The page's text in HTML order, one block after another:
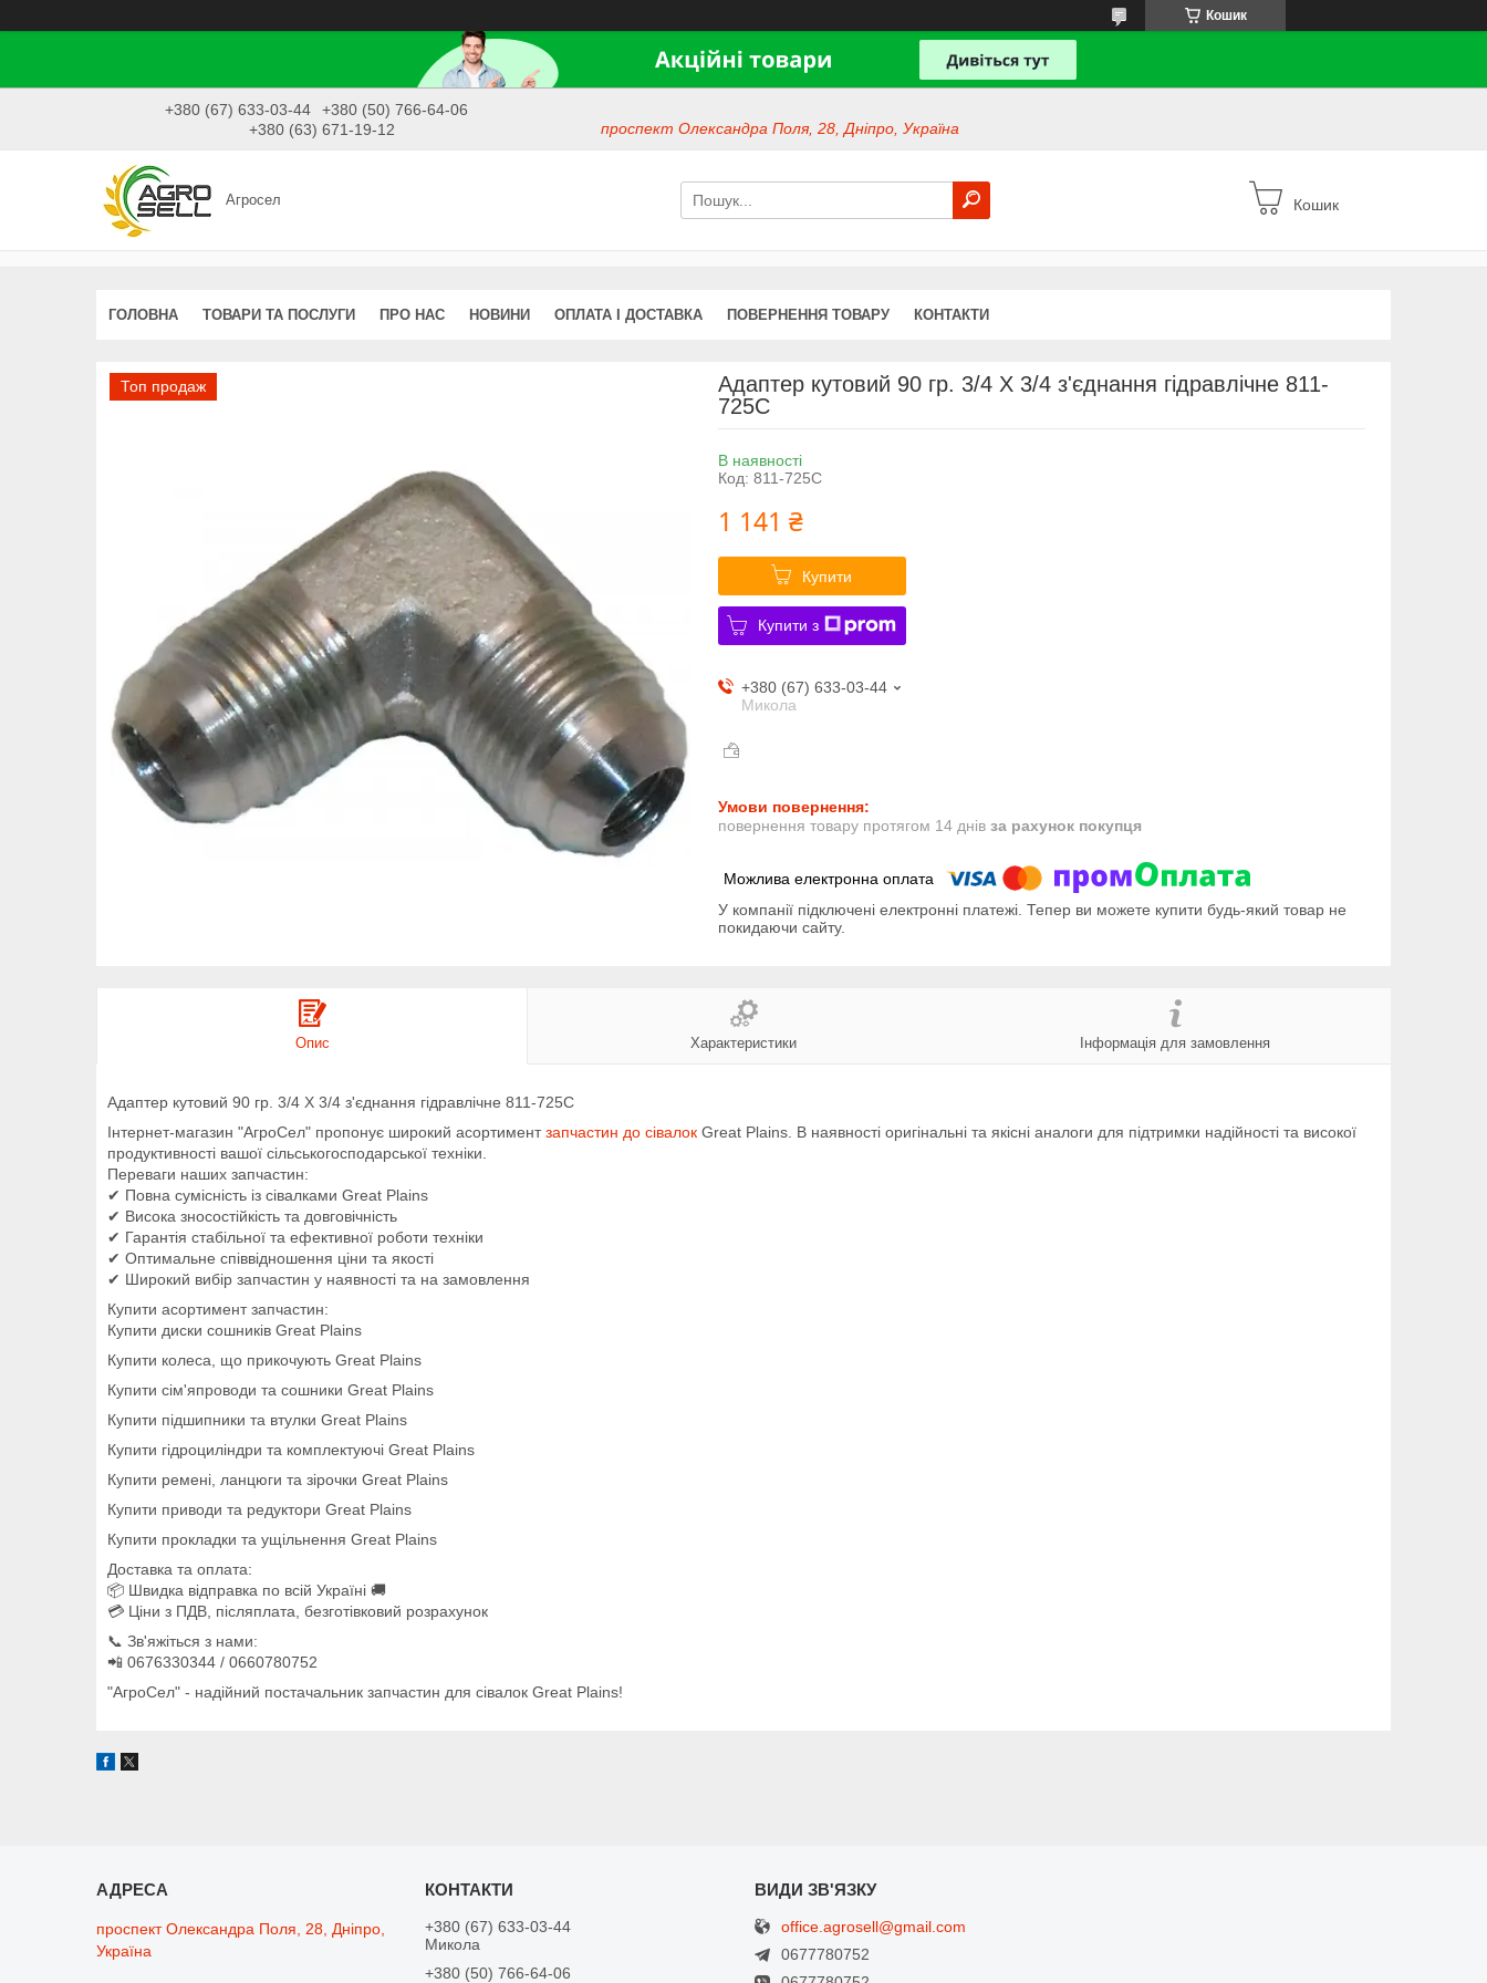
Кошик
+380 (67) 633-03-44
+380 (50) 766-64-06
+380 (63) 671-19-12
проспект Олександра Поля, 28, Дніпро, Україна
Агросел Кошик
ГОЛОВНА ТОВАРИ ТА ПОСЛУГИ ПРО НАС НОВИНИ ОПЛАТА І ДОСТАВКА ПОВЕРНЕННЯ ТОВАРУ КОНТАКТИ
Топ продаж
Адаптер кутовий 90 гр. 3/4 X 3/4 з'єднання гідравлічне 811-
725C
В наявності
Код: 811-725C
1 141 ₴
Купити
Купити з
+380 (67) 633-03-44
Микола
повернення товару протягом 14 днів за рахунок покупця
У компанії підключені електронні платежі. Тепер ви можете купити будь-який товар не
покидаючи сайту.
Опис Характеристики Інформація для замовлення
Адаптер кутовий 90 гр. 3/4 X 3/4 з'єднання гідравлічне 811-725C
Інтернет-магазин "АгроСел" пропонує широкий асортиментзапчастин до сівалок Great Plains. В наявності оригінальні та якісні аналоги для підтримки надійності та високої
продуктивності вашої сільськогосподарської техніки.
Переваги наших запчастин:
✔ Повна сумісність із сівалками Great Plains
✔ Висока зносостійкість та довговічність
✔ Гарантія стабільної та ефективної роботи техніки
✔ Оптимальне співвідношення ціни та якості
✔ Широкий вибір запчастин у наявності та на замовлення
Купити асортимент запчастин:
Купити диски сошників Great Plains
Купити колеса, що прикочують Great Plains
Купити сім'япроводи та сошники Great Plains
Купити підшипники та втулки Great Plains
Купити гідроциліндри та комплектуючі Great Plains
Купити ремені, ланцюги та зірочки Great Plains
Купити приводи та редуктори Great Plains
Купити прокладки та ущільнення Great Plains
Доставка та оплата:
📦 Швидка відправка по всій Україні 🚚
💳 Ціни з ПДВ, післяплата, безготівковий розрахунок
📞 Зв'яжіться з нами:
📲 0676330344 / 0660780752
"АгроСел" - надійний постачальник запчастин для сівалок Great Plains!
проспект Олександра Поля, 28, Дніпро,
Україна
+380 (67) 633-03-44
Микола
+380 (50) 766-64-06
office.agrosell@gmail.com
0677780752